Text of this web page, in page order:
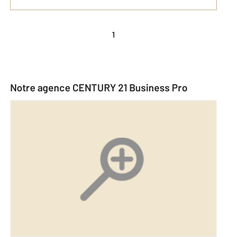
1
Notre agence CENTURY 21 Business Pro